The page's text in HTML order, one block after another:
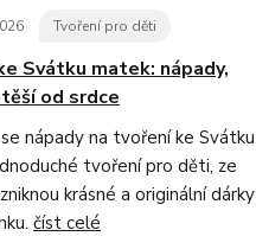
Tvoření pro děti
Svátku matek: nápady,
od srdce
nápady na tvoření ke Svátku
tvoření pro děti, ze
krásné a originální dárky
číst celé